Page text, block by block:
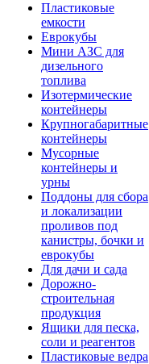
Пластиковые
емкости
Еврокубы
Мини АЗС для
дизельного
топлива
Изотермические
контейнеры
Крупногабаритные
контейнеры
Мусорные
контейнеры и
урны
Поддоны для сбора
и локализации
проливов под
канистры, бочки и
еврокубы
Для дачи и сада
Дорожно-
строительная
продукция
Ящики для песка,
соли и реагентов
Пластиковые ведра